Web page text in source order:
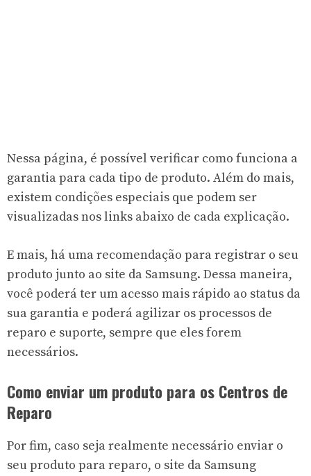
Nessa página, é possível verificar como funciona a
garantia para cada tipo de produto. Além do mais,
existem condições especiais que podem ser
visualizadas nos links abaixo de cada explicação.
E mais, há uma recomendação para registrar o seu
produto junto ao site da Samsung. Dessa maneira,
você poderá ter um acesso mais rápido ao status da
sua garantia e poderá agilizar os processos de
reparo e suporte, sempre que eles forem
necessários.
Como enviar um produto para os Centros de
Reparo
Por fim, caso seja realmente necessário enviar o
seu produto para reparo, o site da Samsung